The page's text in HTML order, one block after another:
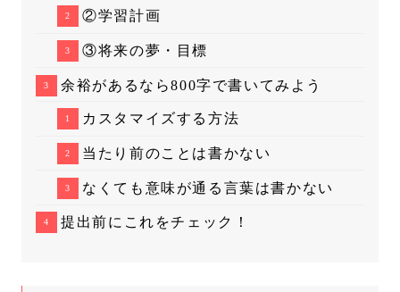
②学習計画
③将来の夢・目標
余裕があるなら800字で書いてみよう
カスタマイズする方法
当たり前のことは書かない
なくても意味が通る言葉は書かない
提出前にこれをチェック！